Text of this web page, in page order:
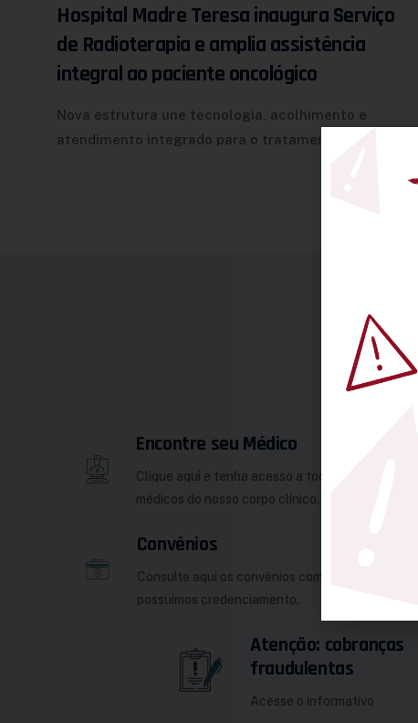
Hospital Madre Teresa inaugura Serviço
de Radioterapia e amplia assistência
integral ao paciente oncológico
Nova estrutura une tecnologia, acolhimento e
atendimento integrado para o tratamento do…
Encontre seu Médico
Clique aqui e tenha acesso a todos os
médicos do nosso corpo clínico.
Convênios
Consulte aqui os convênios com os quais
possuímos credenciamento.
Atenção: cobranças
fraudulentas
Acesse o informativo